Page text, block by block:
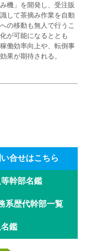
機」を開発し、受注販
して茶摘み作業を自動
の移動も無人で行うこ
が可能になるととも
働効率向上や、転倒事
果が期待される。
合せはこちら
幹部名鑑
系歴代幹部一覧
鑑